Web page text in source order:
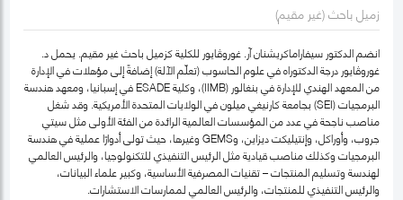
زميل باحث (غير مقيم)
انضم الدكتور سيفاراماكريشنان آر. غوروڤايور للكلية كزميل باحث غير مقيم. يحمل د.
غوروڤايور درجة الدكتوراه في علوم الحاسوب (تعلّم الآلة) إضافةً إلى مؤهلات في الإدارة
من المعهد الهندي للإدارة في بنغالور (IIMB)، وكلية ESADE في إسبانيا، ومعهد هندسة
البرمجيات (SEI) بجامعة كارنيغي ميلون في الولايات المتحدة الأمريكية. وقد شغل
مناصب ناجحة في عدد من المؤسسات العالمية الرائدة من الفئة الأولى مثل سيتي
جروب، وأوراكل، وإنتيليكت ديزاين، وGEMS وغيرها، حيث تولى أدوارًا عملية في هندسة
البرمجيات وكذلك مناصب قيادية مثل الرئيس التنفيذي للتكنولوجيا، والرئيس العالمي
لهندسة وتسليم المنتجات – تقنيات المصرفية الأساسية، وكبير علماء البيانات،
والرئيس التنفيذي للمنتجات، والرئيس العالمي لممارسات الاستشارات.